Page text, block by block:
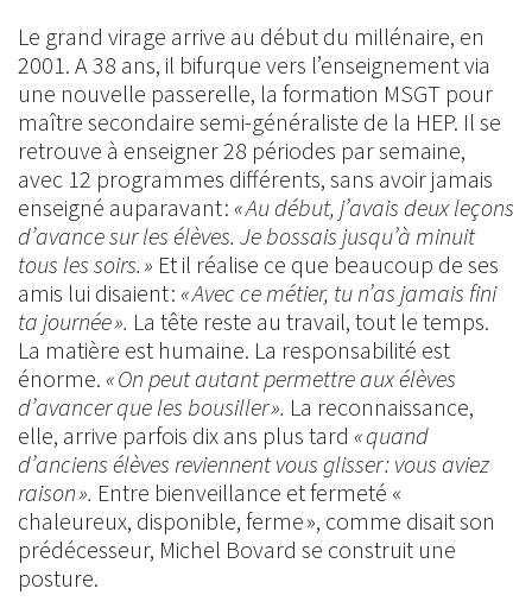
Le grand virage arrive au début du millénaire, en
2001. A 38 ans, il bifurque vers l’enseignement via
une nouvelle passerelle, la formation MSGT pour
maître secondaire semi-généraliste de la HEP. Il se
retrouve à enseigner 28 périodes par semaine,
avec 12 programmes différents, sans avoir jamais
enseigné auparavant : « Au début, j’avais deux leçons
d’avance sur les élèves. Je bossais jusqu’à minuit
tous les soirs. » Et il réalise ce que beaucoup de ses
amis lui disaient : « Avec ce métier, tu n’as jamais fini
ta journée ». La tête reste au travail, tout le temps.
La matière est humaine. La responsabilité est
énorme. « On peut autant permettre aux élèves
d’avancer que les bousiller ». La reconnaissance,
elle, arrive parfois dix ans plus tard « quand
d’anciens élèves reviennent vous glisser : vous aviez
raison ». Entre bienveillance et fermeté «
chaleureux, disponible, ferme », comme disait son
prédécesseur, Michel Bovard se construit une
posture.